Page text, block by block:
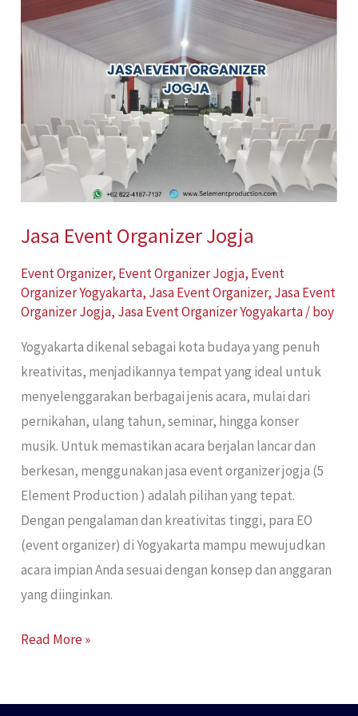
Jasa Event Organizer Jogja
Event Organizer, Event Organizer Jogja, Event
Organizer Yogyakarta, Jasa Event Organizer, Jasa Event
Organizer Jogja, Jasa Event Organizer Yogyakarta/boy
Yogyakarta dikenal sebagai kota budaya yang penuh
kreativitas, menjadikannya tempat yang ideal untuk
menyelenggarakan berbagai jenis acara, mulai dari
pernikahan, ulang tahun, seminar, hingga konser
musik. Untuk memastikan acara berjalan lancar dan
berkesan, menggunakan jasa event organizer jogja (5
Element Production ) adalah pilihan yang tepat.
Dengan pengalaman dan kreativitas tinggi, para EO
(event organizer) di Yogyakarta mampu mewujudkan
acara impian Anda sesuai dengan konsep dan anggaran
yang diinginkan.
Event
Organizer
Jogja
Read More »